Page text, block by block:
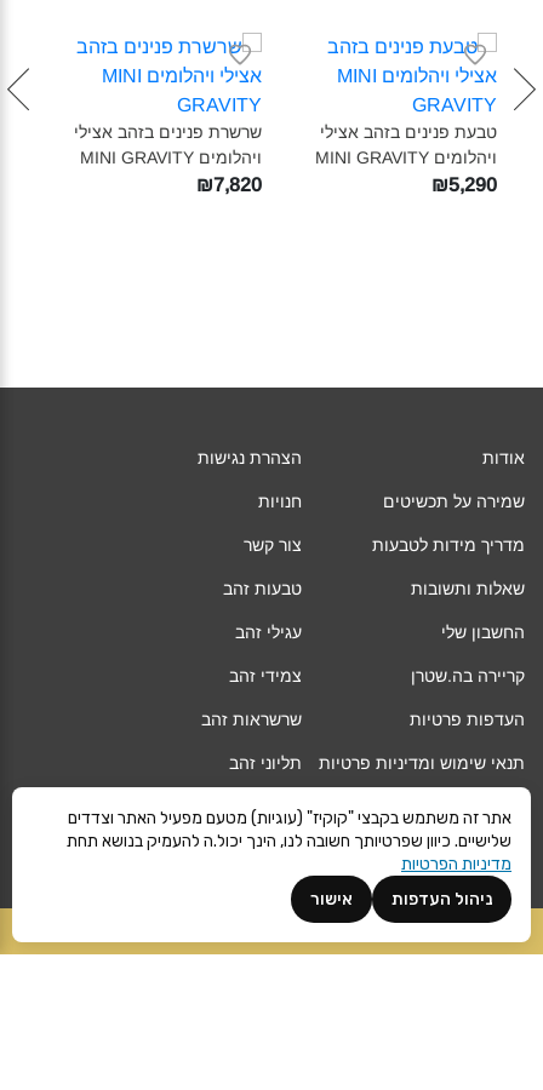
טבעת פנינים בזהב אצילי
ויהלומים MINI GRAVITY‎
₪5,290
שרשרת פנינים בזהב אצילי
ויהלומים MINI GRAVITY‎
₪7,820
אודות
שמירה על תכשיטים
מדריך מידות לטבעות
שאלות ותשובות
החשבון שלי
קריירה בה.שטרן
העדפות פרטיות
תנאי שימוש ומדיניות פרטיות
החלפה/החזרה/ביטול עסקה
אחריות
משלוחים
הצהרת נגישות
חנויות
צור קשר
טבעות זהב
עגילי זהב
צמידי זהב
שרשראות זהב
תליוני זהב
גיפט קארד
מגזין
Vogue
קרא עוד
אתר זה משתמש בקבצי "קוקיז" (עוגיות) מטעם מפעיל האתר וצדדים
שלישיים. כיוון שפרטיותך חשובה לנו, הינך יכול.ה להעמיק בנושא תחת
מדיניות הפרטיות
אישור
ניהול העדפות